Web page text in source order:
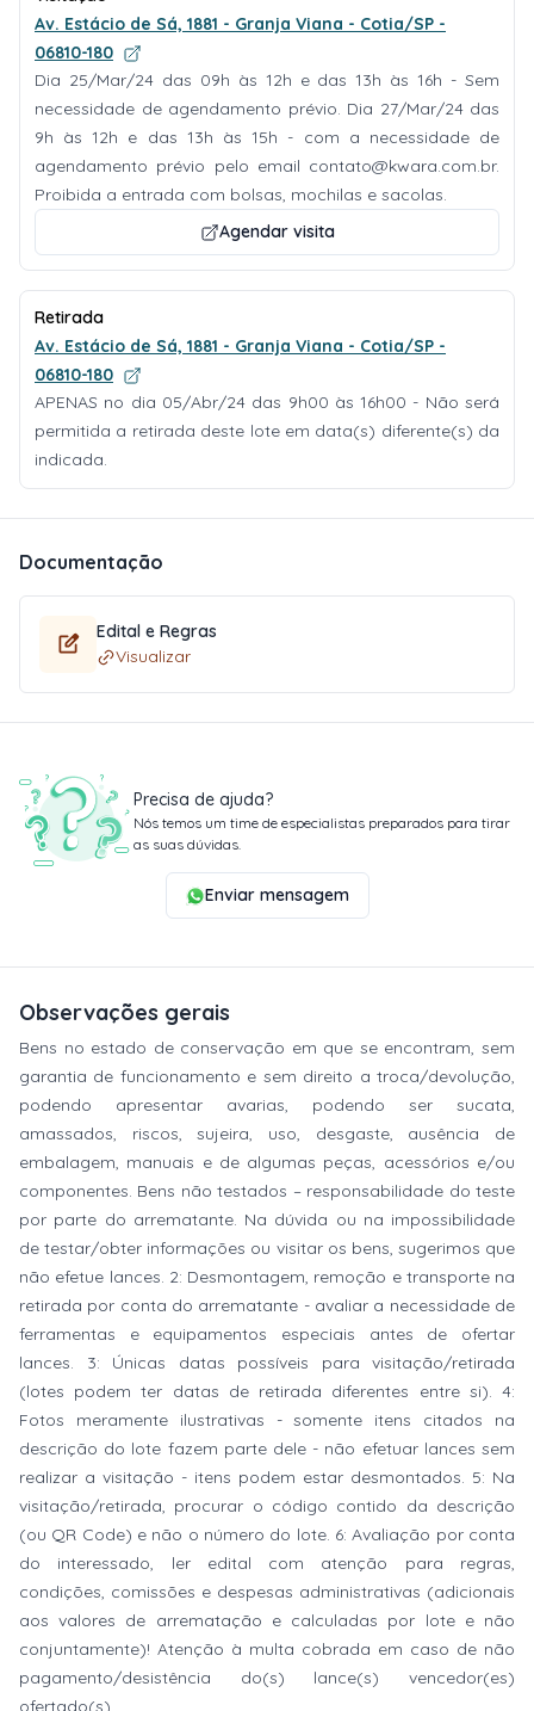
Av. Estácio de Sá, 1881 - Granja Viana - Cotia/SP -
06810-180
Dia 25/Mar/24 das 09h às 12h e das 13h às 16h - Sem
necessidade de agendamento prévio. Dia 27/Mar/24 das
9h às 12h e das 13h às 15h - com a necessidade de
agendamento prévio pelo email contato@kwara.com.br.
Proibida a entrada com bolsas, mochilas e sacolas.
Agendar visita
Retirada
Av. Estácio de Sá, 1881 - Granja Viana - Cotia/SP -
06810-180
APENAS no dia 05/Abr/24 das 9h00 às 16h00 - Não será
permitida a retirada deste lote em data(s) diferente(s) da
indicada.
Documentação
Edital e Regras
Visualizar
Precisa de ajuda?
Nós temos um time de especialistas preparados para tirar
as suas dúvidas.
Enviar mensagem
Observações gerais
Bens no estado de conservação em que se encontram, sem
garantia de funcionamento e sem direito a troca/devolução,
podendo apresentar avarias, podendo ser sucata,
amassados, riscos, sujeira, uso, desgaste, ausência de
embalagem, manuais e de algumas peças, acessórios e/ou
componentes. Bens não testados – responsabilidade do teste
por parte do arrematante. Na dúvida ou na impossibilidade
de testar/obter informações ou visitar os bens, sugerimos que
não efetue lances. 2: Desmontagem, remoção e transporte na
retirada por conta do arrematante - avaliar a necessidade de
ferramentas e equipamentos especiais antes de ofertar
lances. 3: Únicas datas possíveis para visitação/retirada
(lotes podem ter datas de retirada diferentes entre si). 4:
Fotos meramente ilustrativas - somente itens citados na
descrição do lote fazem parte dele - não efetuar lances sem
realizar a visitação - itens podem estar desmontados. 5: Na
visitação/retirada, procurar o código contido da descrição
(ou QR Code) e não o número do lote. 6: Avaliação por conta
do interessado, ler edital com atenção para regras,
condições, comissões e despesas administrativas (adicionais
aos valores de arrematação e calculadas por lote e não
conjuntamente)! Atenção à multa cobrada em caso de não
pagamento/desistência do(s) lance(s) vencedor(es)
ofertado(s).